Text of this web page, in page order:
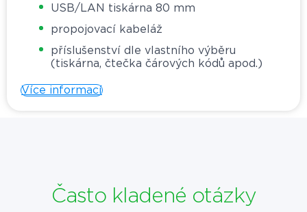
USB/LAN tiskárna 80 mm
propojovací kabeláž
příslušenství dle vlastního výběru
(tiskárna, čtečka čárových kódů apod.)
Více informací
Často kladené otázky